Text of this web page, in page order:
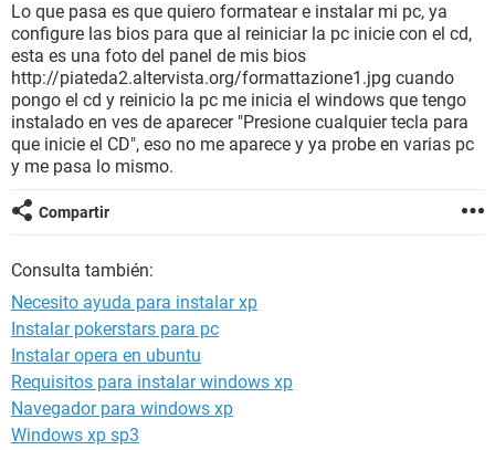
Lo que pasa es que quiero formatear e instalar mi pc, ya
configure las bios para que al reiniciar la pc inicie con el cd,
esta es una foto del panel de mis bios
http://piateda2.altervista.org/formattazione1.jpg cuando
pongo el cd y reinicio la pc me inicia el windows que tengo
instalado en ves de aparecer "Presione cualquier tecla para
que inicie el CD", eso no me aparece y ya probe en varias pc
y me pasa lo mismo.
Compartir
Consulta también:
Necesito ayuda para instalar xp
Instalar pokerstars para pc
Instalar opera en ubuntu
Requisitos para instalar windows xp
Navegador para windows xp
Windows xp sp3